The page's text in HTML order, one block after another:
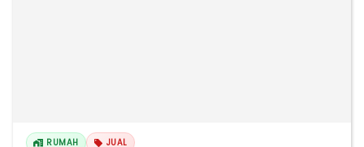
RUMAH JUAL